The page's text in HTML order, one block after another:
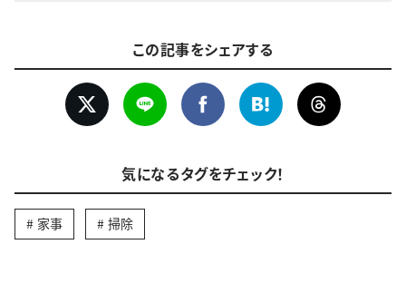
この記事をシェアする
気になるタグをチェック！
家事 掃除